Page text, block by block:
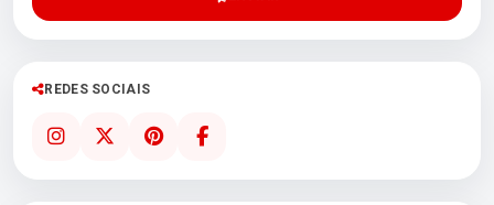
REDES SOCIAIS